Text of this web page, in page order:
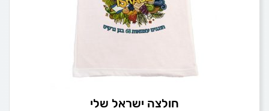
חולצה ישראל שלי